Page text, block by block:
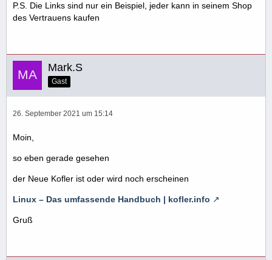
P.S. Die Links sind nur ein Beispiel, jeder kann in seinem Shop
des Vertrauens kaufen
Mark.S
Gast
26. September 2021 um 15:14
Moin,
so eben gerade gesehen
der Neue Kofler ist oder wird noch erscheinen
Linux – Das umfassende Handbuch | kofler.info
Gruß